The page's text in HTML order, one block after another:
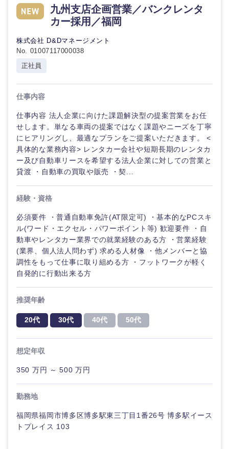
九州支店企画営業／バンクレンタ
カー採用／福岡
株式会社 D&Dマネージメント
No. 01007117000038
正社員
仕事内容
仕事内容 法人企業に向けた課題解決型の提案営業をお任
せします。単なる車両の提案ではなく課題やニーズを丁寧
にヒアリングし、最適なプランをご提案いただきます。 <
具体的な業務内容> レンタカー会社や短期長期のレンタカ
ー及び自動車リースを希望する法人企業に対しての営業と
貸渡 ・自動車の買取や販売 ・契...
経験・資格
必須要件 ・普通自動車免許(AT限定可) ・基本的なPCスキ
ル(ワード・エクセル・パワーポイント等) 歓迎要件 ・自
動車やレンタカー業界での就業経験のある方 ・営業経験
(業界、個人法人問わず) 求める人材像 ・他メンバーと協
調性をもって仕事に取り組める方 ・フットワークが軽く
自発的に行動出来る方
推奨年齢
20代 30代 40代 50代
想定年収
350 万円 ～ 500 万円
勤務地
福岡県福岡市博多区博多駅東三丁目1番26号 博多駅イース
トプレイス 103